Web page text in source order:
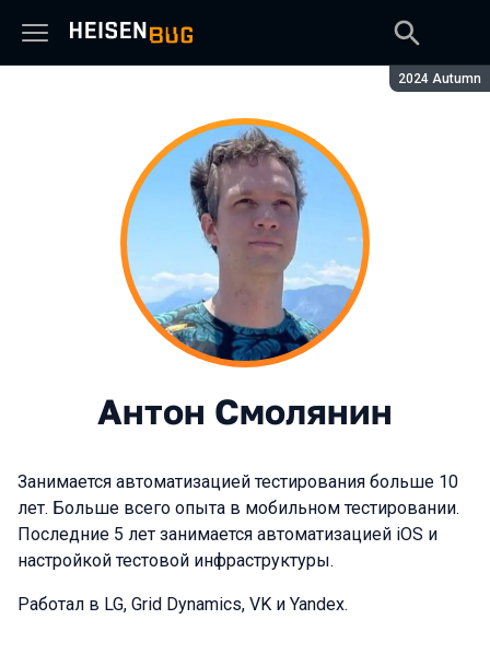
Сезон:
2024 Autumn
Антон Смолянин
Занимается автоматизацией тестирования больше 10
лет. Больше всего опыта в мобильном тестировании.
Последние 5 лет занимается автоматизацией iOS и
настройкой тестовой инфраструктуры.
Работал в LG, Grid Dynamics, VK и Yandex.